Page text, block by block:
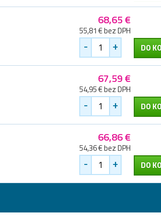
68,65 €
55,81 € bez DPH
- + DO
67,59 €
54,95 € bez DPH
- + DO
66,86 €
54,36 € bez DPH
- + DO